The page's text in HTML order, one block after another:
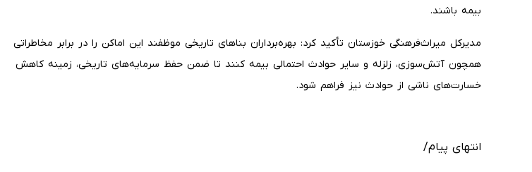
بیمه باشند.
مدیرکل میراث‌فرهنگی خوزستان تأکید کرد: بهره‌برداران بناهای تاریخی موظفند این اماکن را در برابر مخاطراتی
همچون آتش‌سوزی، زلزله و سایر حوادث احتمالی بیمه کنند تا ضمن حفظ سرمایه‌های تاریخی، زمینه کاهش
خسارت‌های ناشی از حوادث نیز فراهم شود.
انتهای پیام/